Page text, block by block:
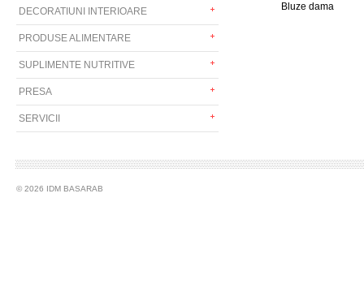
DECORATIUNI INTERIOARE
PRODUSE ALIMENTARE
SUPLIMENTE NUTRITIVE
PRESA
SERVICII
Bluze dama
© 2026 IDM BASARAB